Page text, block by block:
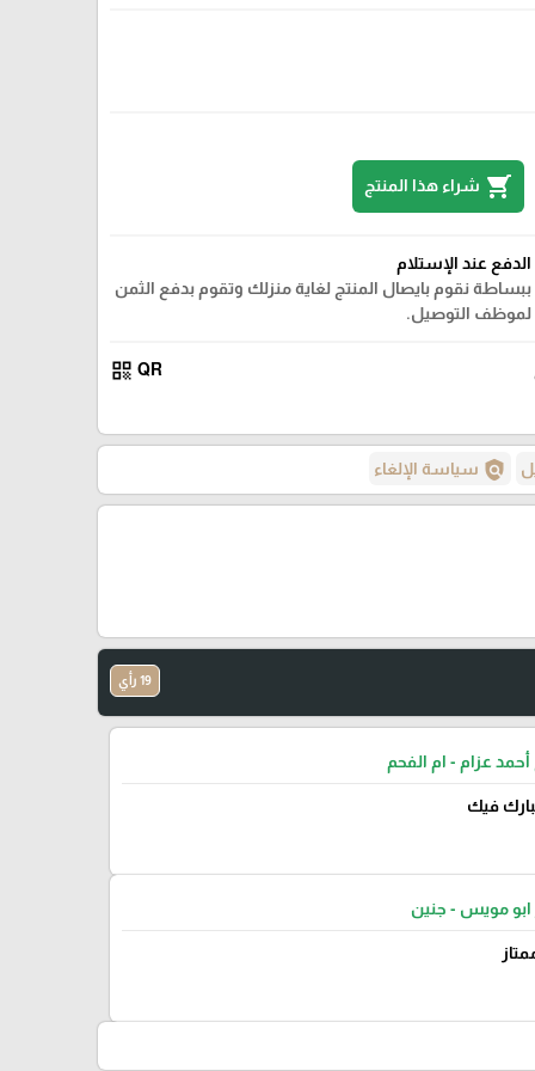
shopping_cart شراء هذا المنتج
الدفع عند الإستلام
ببساطة نقوم بايصال المنتج لغاية منزلك وتقوم بدفع الثمن
لموظف التوصيل.
QR
qr_code
policy سياسة الإلغاء
19 رأي
عزام - ام الفحم
فيك
ابو مويس - جنين